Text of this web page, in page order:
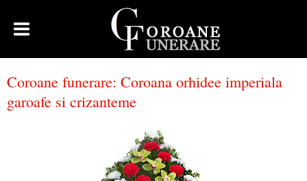
Coroane funerare: Coroana orhidee imperiala
garoafe si crizanteme